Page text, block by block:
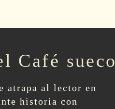
Café sueco
atrapa al lector en
historia con